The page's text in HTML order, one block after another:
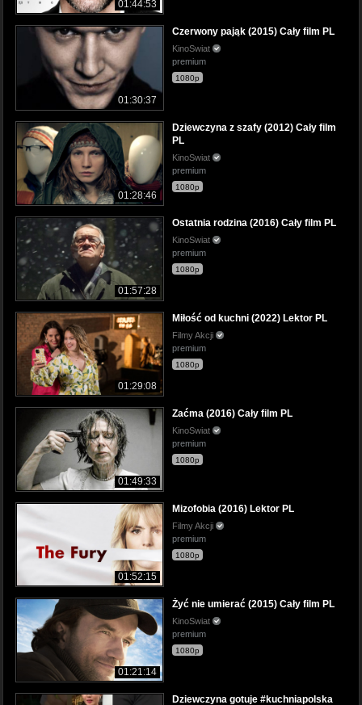
01:44:53
01:30:37
Czerwony pająk (2015) Cały film PL
KinoSwiat
premium
1080p
01:28:46
Dziewczyna z szafy (2012) Cały film
PL
KinoSwiat
premium
1080p
01:57:28
Ostatnia rodzina (2016) Cały film PL
KinoSwiat
premium
1080p
01:29:08
Miłość od kuchni (2022) Lektor PL
Filmy Akcji
premium
1080p
01:49:33
Zaćma (2016) Cały film PL
KinoSwiat
premium
1080p
01:52:15
Mizofobia (2016) Lektor PL
Filmy Akcji
premium
1080p
01:21:14
Żyć nie umierać (2015) Cały film PL
KinoSwiat
premium
1080p
Dziewczyna gotuje #kuchniapolska